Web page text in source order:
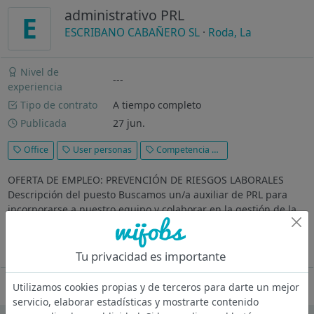
E administrativo PRL
ESCRIBANO CABAÑERO SL · Roda, La
Nivel de
experiencia
---
Tipo de contrato
A tiempo completo
Publicada
27 jun.
Office User personas Competencia en Inteligencia Emocional
OFERTA DE EMPLEO: PREVENCIÓN DE RIESGOS LABORALES
Descripción del puesto Buscamos un/a auxiliar de PRL para
incorporarse a nuestro equipo y colaborar en la gestión de la
seguridad y salud laboral de una empresa del sector hortícola.
Oferta desactivada
Tu privacidad es importante
Utilizamos cookies propias y de terceros para darte un mejor
servicio, elaborar estadísticas y mostrarte contenido